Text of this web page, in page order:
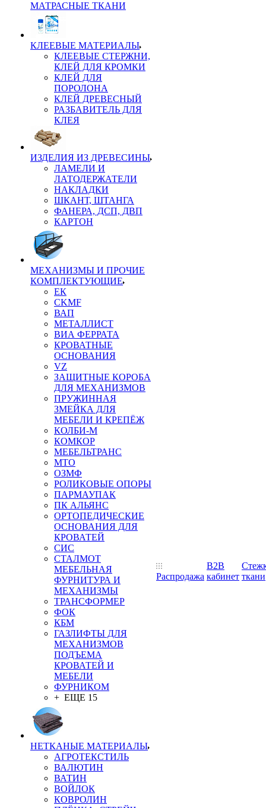
МАТРАСНЫЕ ТКАНИ
КЛЕЕВЫЕ МАТЕРИАЛЫ
КЛЕЕВЫЕ СТЕРЖНИ,
КЛЕЙ ДЛЯ КРОМКИ
КЛЕЙ ДЛЯ
ПОРОЛОНА
КЛЕЙ ДРЕВЕСНЫЙ
РАЗБАВИТЕЛЬ ДЛЯ
КЛЕЯ
ИЗДЕЛИЯ ИЗ ДРЕВЕСИНЫ
ЛАМЕЛИ И
ЛАТОДЕРЖАТЕЛИ
НАКЛАДКИ
ШКАНТ, ШТАНГА
ФАНЕРА, ДСП, ДВП
КАРТОН
МЕХАНИЗМЫ И ПРОЧИЕ
КОМПЛЕКТУЮЩИЕ
ЕК
CKMF
ВАП
МЕТАЛЛИСТ
ВИА ФЕРРАТА
КРОВАТНЫЕ
ОСНОВАНИЯ
VZ
ЗАЩИТНЫЕ КОРОБА
ДЛЯ МЕХАНИЗМОВ
ПРУЖИННАЯ
ЗМЕЙКА ДЛЯ
МЕБЕЛИ И КРЕПЁЖ
КОЛБИ-М
КОМКОР
МЕБЕЛЬТРАНС
MTO
ОЗМФ
РОЛИКОВЫЕ ОПОРЫ
ПАРМАУПАК
ПК АЛЬЯНС
ОРТОПЕДИЧЕСКИЕ
ОСНОВАНИЯ ДЛЯ
КРОВАТЕЙ
СИС
СТАЛМОТ
МЕБЕЛЬНАЯ
ФУРНИТУРА И
МЕХАНИЗМЫ
ТРАНСФОРМЕР
ФОК
КБМ
ГАЗЛИФТЫ ДЛЯ
МЕХАНИЗМОВ
ПОДЪЕМА
КРОВАТЕЙ И
МЕБЕЛИ
ФУРНИКОМ
+ ЕЩЕ 15
НЕТКАНЫЕ МАТЕРИАЛЫ
АГРОТЕКСТИЛЬ
ВАЛЮТИН
ВАТИН
ВОЙЛОК
КОВРОЛИН
Распродажа
B2B
кабинет ткани